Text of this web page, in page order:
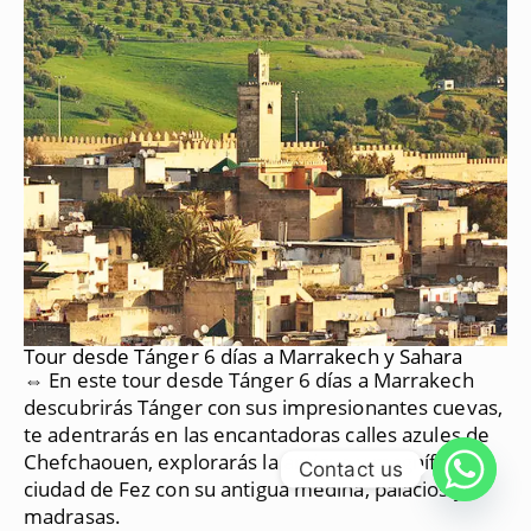
Tour desde Tánger 6 días a Marrakech y Sahara
⇔ En este tour desde Tánger 6 días a Marrakech
descubrirás Tánger con sus impresionantes cuevas,
te adentrarás en las encantadoras calles azules de
Chefchaouen, explorarás la antigua y magnífica
ciudad de Fez con su antigua medina, palacios y
madrasas.
Contact us